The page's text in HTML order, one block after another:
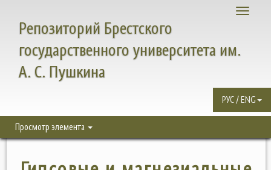
Toggle
Репозиторий Брестского
государственного университета им.
А. С. Пушкина
РУС / ENG
Просмотр элемента